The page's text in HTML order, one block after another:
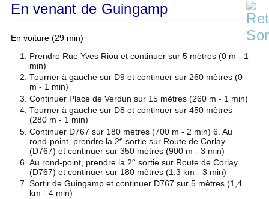
En venant de Guingamp
En voiture (29 min)
Prendre Rue Yves Riou et continuer sur 5 mètres (0 m - 1
min)
Tourner à gauche sur D9 et continuer sur 260 mètres (0
m - 1 min)
Continuer Place de Verdun sur 15 mètres (260 m - 1 min)
Tourner à gauche sur D8 et continuer sur 450 mètres
(280 m - 1 min)
Continuer D767 sur 180 mètres (700 m - 2 min) 6. Au
rond-point, prendre la 2e sortie sur Route de Corlay
(D767) et continuer sur 350 mètres (900 m - 3 min)
Au rond-point, prendre la 2e sortie sur Route de Corlay
(D767) et continuer sur 180 mètres (1,3 km - 3 min)
Sortir de Guingamp et continuer D767 sur 5 mètres (1,4
km - 4 min)